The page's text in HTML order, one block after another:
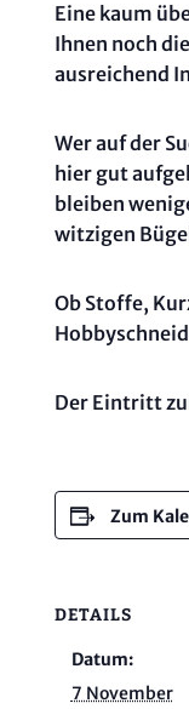
Eine kaum
Ihnen noch
ausreichend
Wer auf der
hier gut
bleiben
witzigen
Ob Stoffe,
Der Eintritt
Zum
DETAILS
Datum:
7 November